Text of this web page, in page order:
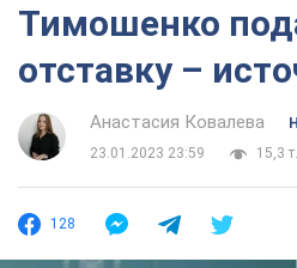
Тимошенко
отставку –
Анастасия Ковалева
23.01.2023 23:59
15,3 т.
128